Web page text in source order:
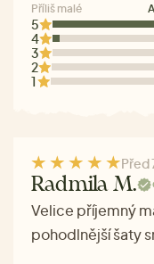
5
4
3
2
1
Příliš malé
Před
Radmila M.
Velice příjemný
pohodlnější šaty